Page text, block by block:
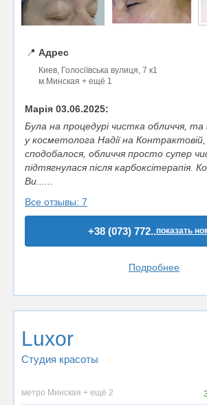
📍 Адрес
Киев, Голосіївська вулиця, 7 к1
м.Минская + ещё 1
Марія 03.06.2025:
Була на процедурі чистка обличчя, та
у косметолога Надії на
сподобалося, обличчя просто супер
підтягнулася після карбоксітерапія.
Ви......
Все отзывы: 7
+38 (073) 772..показать
Подробнее
Luxor
Студия красоты
метро Минская + ещё 2